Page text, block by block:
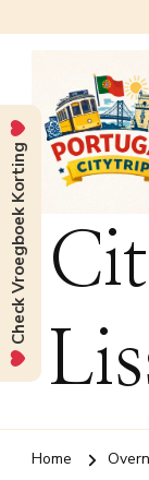
Home
Check Vroegboek Korting